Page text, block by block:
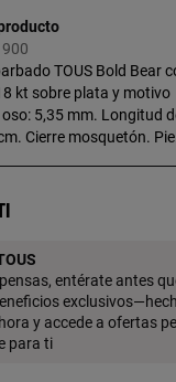
TOUS Bold Bear
kt sobre plata y motivo
5,35 mm. Longitud
Cierre mosquetón.
garantiza una
entérate antes
y accede a ofertas
para ti